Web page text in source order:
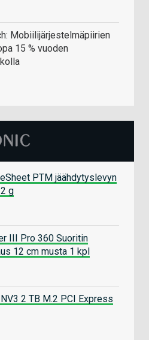
Mobiilijärjestelmäpiirien
15 % vuoden
PTM jäähdytyslevyn
g
III Pro 360 Suoritin
12 cm musta 1 kpl
2 TB M.2 PCI Express